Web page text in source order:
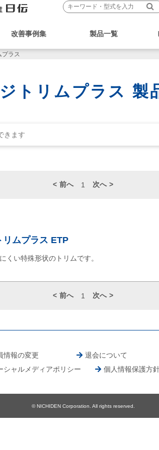
改善事例集 製品一覧
プラス
トリムプラス 製
前へ 1 次へ
リムプラス ETP
くい特殊形状のトリムです。
前へ 1 次へ
情報の変更 退会について
シャルメディアポリシー 個人情報保護方
© NICHIDEN Corporation. All rights reserved.